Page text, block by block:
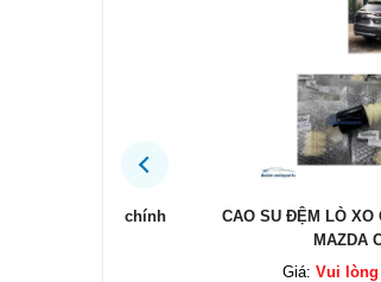
CAO SU ĐỆM LÒ XO GIẢM SÓC
MAZDA CX9
Vui lòng liên hệ